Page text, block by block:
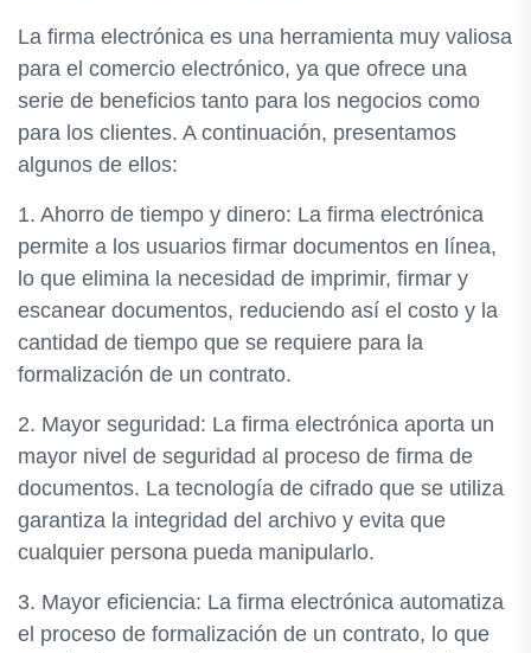
La firma electrónica es una herramienta muy valiosa
para el comercio electrónico, ya que ofrece una
serie de beneficios tanto para los negocios como
para los clientes. A continuación, presentamos
algunos de ellos:
1. Ahorro de tiempo y dinero: La firma electrónica
permite a los usuarios firmar documentos en línea,
lo que elimina la necesidad de imprimir, firmar y
escanear documentos, reduciendo así el costo y la
cantidad de tiempo que se requiere para la
formalización de un contrato.
2. Mayor seguridad: La firma electrónica aporta un
mayor nivel de seguridad al proceso de firma de
documentos. La tecnología de cifrado que se utiliza
garantiza la integridad del archivo y evita que
cualquier persona pueda manipularlo.
3. Mayor eficiencia: La firma electrónica automatiza
el proceso de formalización de un contrato, lo que